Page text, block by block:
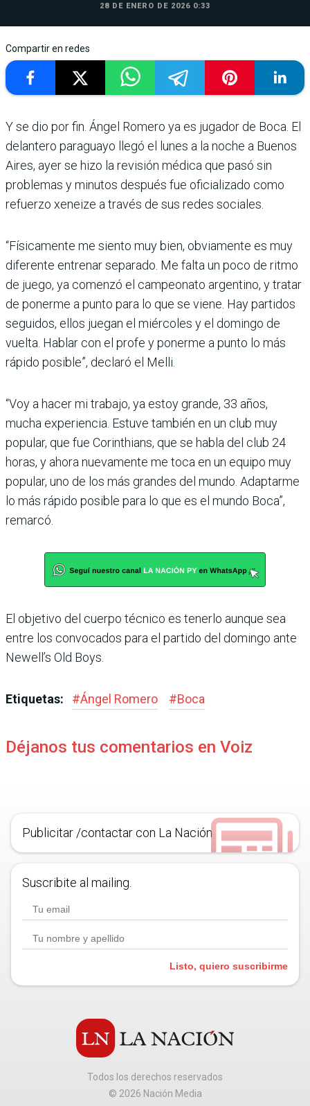
28 DE ENERO DE 2026 0:33
Compartir en redes
Y se dio por fin. Ángel Romero ya es jugador de Boca. El
delantero paraguayo llegó el lunes a la noche a Buenos
Aires, ayer se hizo la revisión médica que pasó sin
proble­mas y minutos después fue oficializado como
refuerzo xeneize a través de sus redes sociales.
“Físicamente me siento muy bien, obviamente es muy
diferente entrenar sepa­rado. Me falta un poco de ritmo
de juego, ya comenzó el campeonato argentino, y tratar
de ponerme a punto para lo que se viene. Hay par­tidos
seguidos, ellos juegan el miércoles y el domingo de
vuelta. Hablar con el profe y ponerme a punto lo más
rápido posible”, declaró el Melli.
“Voy a hacer mi trabajo, ya estoy grande, 33 años,
mucha experiencia. Estuve también en un club muy
popular, que fue Corinthians, que se habla del club 24
horas, y ahora nue­vamente me toca en un equipo muy
popular, uno de los más grandes del mundo. Adap­tarme
lo más rápido posible para lo que es el mundo Boca”,
remarcó.
El objetivo del cuerpo técnico es tenerlo aunque sea
entre los convocados para el par­tido del domingo ante
Newe­ll’s Old Boys.
Etiquetas: #Ángel Romero #Boca
Déjanos tus comentarios en Voiz
Publicitar /contactar con La Nación
Suscribite al mailing.
Listo, quiero suscribirme
Todos los derechos reservados
© 2026 Nación Media